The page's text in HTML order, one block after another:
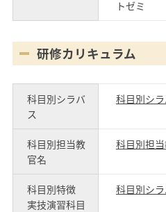
トゼミ
研修カリキュラム
科目別シラバ
ス
科目別シ
科目別担当教
官名
科目別担
科目別特徴
実技演習科目
科目別シ